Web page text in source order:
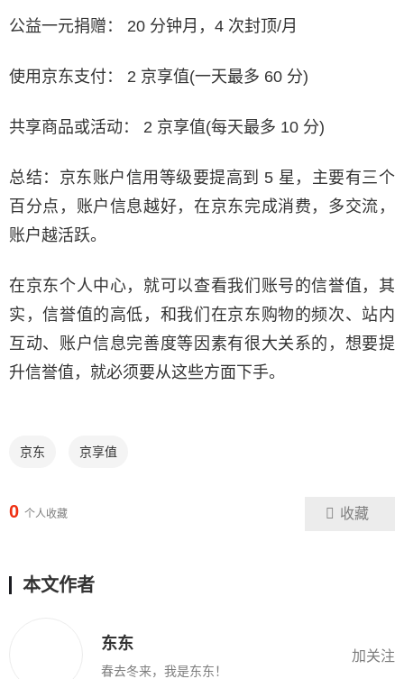
公益一元捐赠： 20 分钟月，4 次封顶/月
使用京东支付： 2 京享值(一天最多 60 分)
共享商品或活动： 2 京享值(每天最多 10 分)
总结：京东账户信用等级要提高到 5 星，主要有三个
百分点，账户信息越好，在京东完成消费，多交流，
账户越活跃。
在京东个人中心，就可以查看我们账号的信誉值，其
实，信誉值的高低，和我们在京东购物的频次、站内
互动、账户信息完善度等因素有很大关系的，想要提
升信誉值，就必须要从这些方面下手。
京东 京享值
0 个人收藏 收藏
本文作者
东东
春去冬来，我是东东！
加关注